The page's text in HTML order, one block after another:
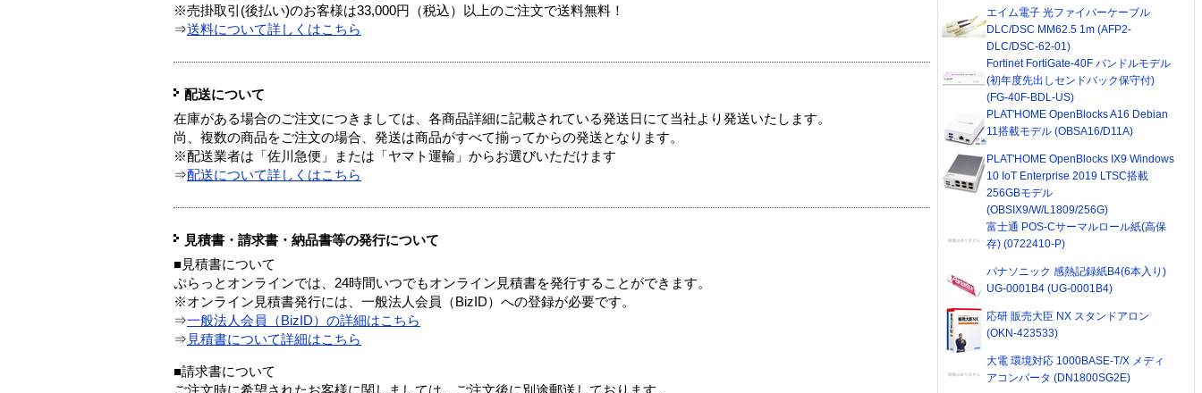
※売掛取引(後払い)のお客様は33,000円（税込）以上のご注文で送料無料！
⇒送料について詳しくはこちら
配送について
在庫がある場合のご注文につきましては、各商品詳細に記載されている発送日にて当社より発送いたします。
尚、複数の商品をご注文の場合、発送は商品がすべて揃ってからの発送となります。
※配送業者は「佐川急便」または「ヤマト運輸」からお選びいただけます
⇒配送について詳しくはこちら
見積書・請求書・納品書等の発行について
■見積書について
ぷらっとオンラインでは、24時間いつでもオンライン見積書を発行することができます。
※オンライン見積書発行には、一般法人会員（BizID）への登録が必要です。
⇒一般法人会員（BizID）の詳細はこちら
⇒ 見積書について詳細はこちら
■請求書について
ご注文時に希望されたお客様に関しましては、ご注文後に別途郵送しております。
エイム電子 光ファイバーケーブル
DLC/DSC MM62.5 1m (AFP2-
DLC/DSC-62-01)
Fortinet FortiGate-40F バンドルモデル
(初年度先出しセンドバック保守付)
(FG-40F-BDL-US)
PLAT'HOME OpenBlocks A16 Debian
11搭載モデル (OBSA16/D11A)
PLAT'HOME OpenBlocks IX9 Windows
10 IoT Enterprise 2019 LTSC搭載
256GBモデル
(OBSIX9/W/L1809/256G)
富士通 POS-Cサーマルロール紙(高保
存) (0722410-P)
パナソニック 感熱記録紙B4(6本入り)
UG-0001B4 (UG-0001B4)
応研 販売大臣 NX スタンドアロン
(OKN-423533)
大電 環境対応 1000BASE-T/X メディ
アコンバータ (DN1800SG2E)